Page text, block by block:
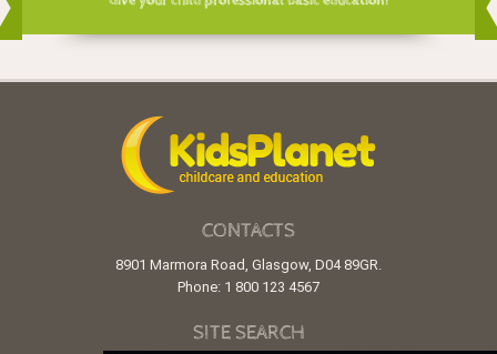
CONTACTS
8901 Marmora Road, Glasgow, D04 89GR.
Phone: 1 800 123 4567
SITE SEARCH